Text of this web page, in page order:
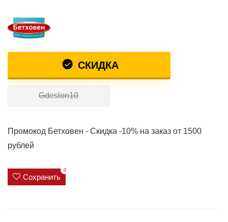
СКИДКА
Gdeslon10
Промокод Бетховен - Скидка -10% на заказ от 1500
рублей
Сохранить
0